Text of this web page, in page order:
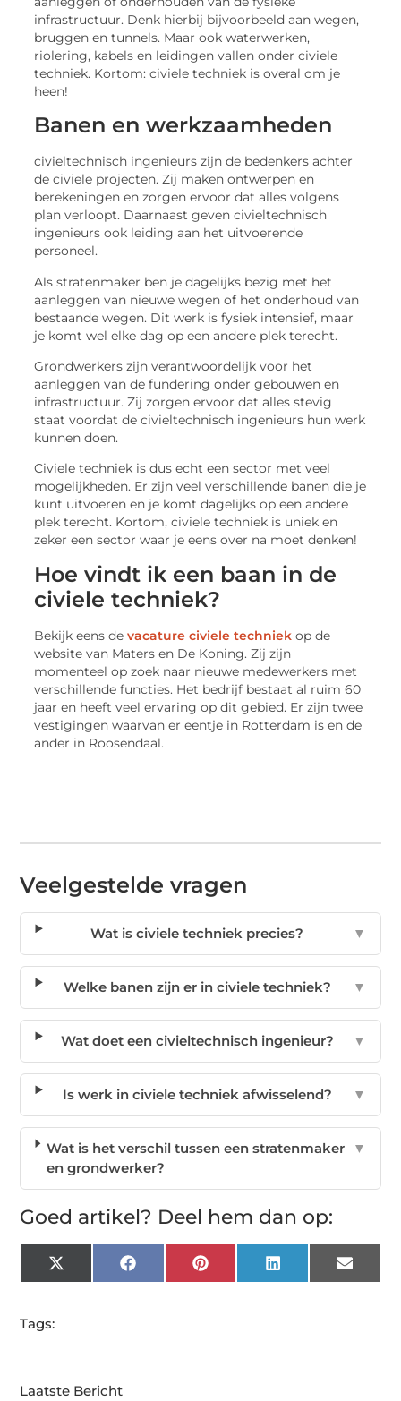
infrastructuur. Denk hierbij bijvoorbeeld aan wegen,
bruggen en tunnels. Maar ook waterwerken,
riolering, kabels en leidingen vallen onder civiele
techniek. Kortom: civiele techniek is overal om je
heen!
Banen en werkzaamheden
civieltechnisch ingenieurs zijn de bedenkers achter
de civiele projecten. Zij maken ontwerpen en
berekeningen en zorgen ervoor dat alles volgens
plan verloopt. Daarnaast geven civieltechnisch
ingenieurs ook leiding aan het uitvoerende
personeel.
Als stratenmaker ben je dagelijks bezig met het
aanleggen van nieuwe wegen of het onderhoud van
bestaande wegen. Dit werk is fysiek intensief, maar
je komt wel elke dag op een andere plek terecht.
Grondwerkers zijn verantwoordelijk voor het
aanleggen van de fundering onder gebouwen en
infrastructuur. Zij zorgen ervoor dat alles stevig
staat voordat de civieltechnisch ingenieurs hun werk
kunnen doen.
Civiele techniek is dus echt een sector met veel
mogelijkheden. Er zijn veel verschillende banen die je
kunt uitvoeren en je komt dagelijks op een andere
plek terecht. Kortom, civiele techniek is uniek en
zeker een sector waar je eens over na moet denken!
Hoe vindt ik een baan in de
civiele techniek?
Bekijk eens devacature civiele techniek op de
website van Maters en De Koning. Zij zijn
momenteel op zoek naar nieuwe medewerkers met
verschillende functies. Het bedrijf bestaat al ruim 60
jaar en heeft veel ervaring op dit gebied. Er zijn twee
vestigingen waarvan er eentje in Rotterdam is en de
ander in Roosendaal.
Veelgestelde vragen
Wat is civiele techniek precies? ▼
Welke banen zijn er in civiele techniek? ▼
Wat doet een civieltechnisch ingenieur? ▼
Is werk in civiele techniek afwisselend? ▼
Wat is het verschil tussen een stratenmaker
en grondwerker?
▼
Goed artikel? Deel hem dan op:
X
(Twitter)
FacebookPinterest LinkedIn Email
Tags:
Laatste Bericht